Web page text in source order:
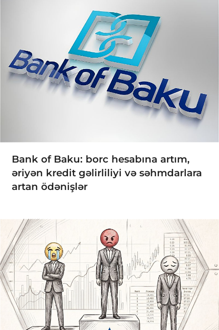
Bank of Baku: borc hesabına artım,
əriyən kredit gəlirliliyi və səhmdarlara
artan ödənişlər